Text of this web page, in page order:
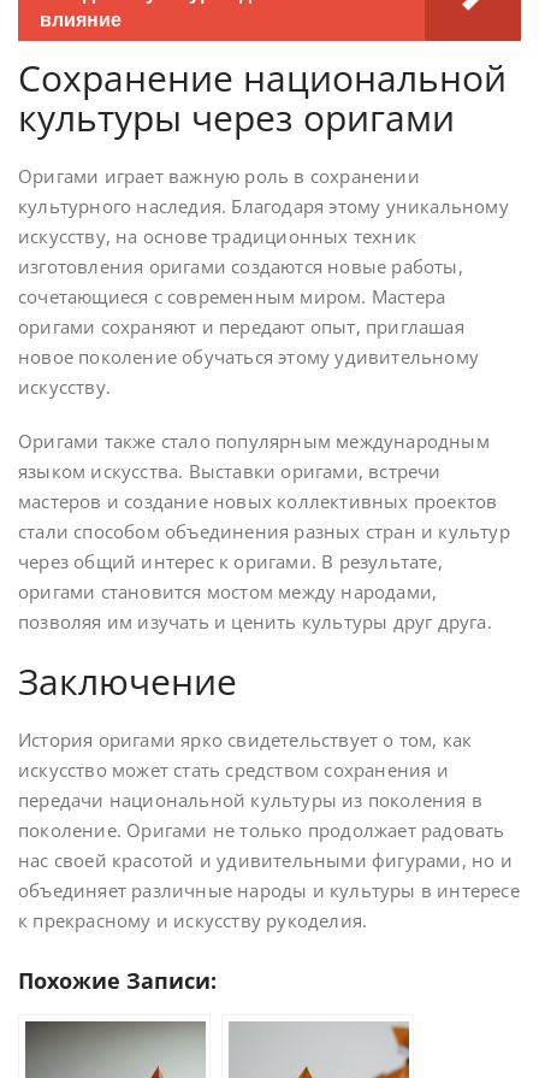
влияние
Сохранение национальной
культуры через оригами
Оригами играет важную роль в сохранении
культурного наследия. Благодаря этому уникальному
искусству, на основе традиционных техник
изготовления оригами создаются новые работы,
сочетающиеся с современным миром. Мастера
оригами сохраняют и передают опыт, приглашая
новое поколение обучаться этому удивительному
искусству.
Оригами также стало популярным международным
языком искусства. Выставки оригами, встречи
мастеров и создание новых коллективных проектов
стали способом объединения разных стран и культур
через общий интерес к оригами. В результате,
оригами становится мостом между народами,
позволяя им изучать и ценить культуры друг друга.
Заключение
История оригами ярко свидетельствует о том, как
искусство может стать средством сохранения и
передачи национальной культуры из поколения в
поколение. Оригами не только продолжает радовать
нас своей красотой и удивительными фигурами, но и
объединяет различные народы и культуры в интересе
к прекрасному и искусству рукоделия.
Похожие Записи: